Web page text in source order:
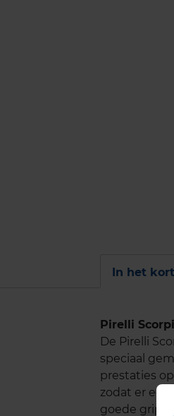
In het kort
Pirelli
De Pirelli
speciaal
prestaties
zodat er
goede grip.